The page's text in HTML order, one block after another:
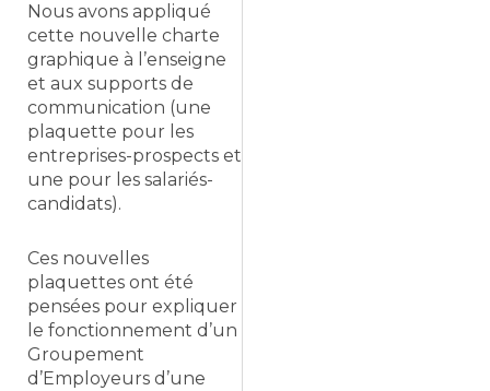
Nous avons appliqué
cette nouvelle charte
graphique à l’enseigne
et aux supports de
communication (une
plaquette pour les
entreprises-prospects et
une pour les salariés-
candidats).
Ces nouvelles
plaquettes ont été
pensées pour expliquer
le fonctionnement d’un
Groupement
d’Employeurs d’une